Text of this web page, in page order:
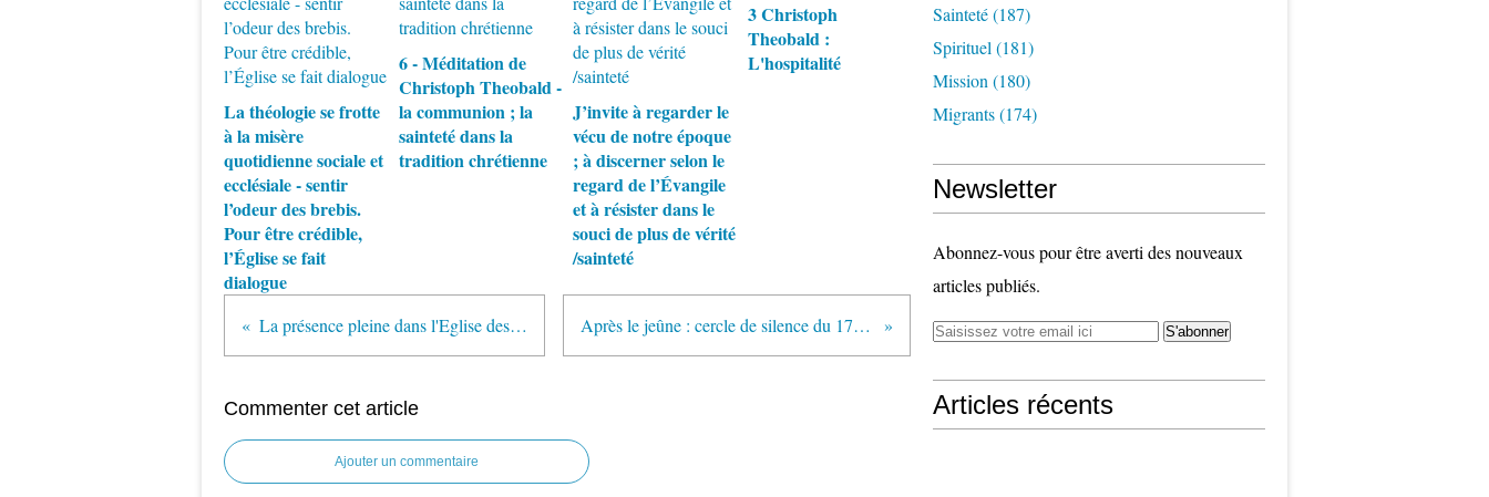
La théologie se frotte
à la misère
quotidienne sociale et
ecclésiale - sentir
l’odeur des brebis.
Pour être crédible,
l’Église se fait
dialogue
6 - Méditation de
Christoph Theobald -
la communion ; la
sainteté dans la
tradition chrétienne
J’invite à regarder le
vécu de notre époque
; à discerner selon le
regard de l’Évangile
et à résister dans le
souci de plus de vérité
/sainteté
3 Christoph
Theobald :
L'hospitalité
La présence pleine dans l'Eglise des remariés. Après le jeûne : cercle de silence du 17 septembre
Commenter cet article
Ajouter un commentaire
Sainteté(187)
Spirituel (181)
Mission (180)
Migrants(174)
Newsletter
Abonnez-vous pour être averti des nouveaux
articles publiés.
Articles récents